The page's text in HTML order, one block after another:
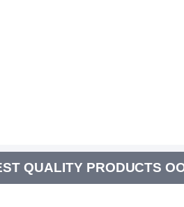
QUALITY PRODUCTS